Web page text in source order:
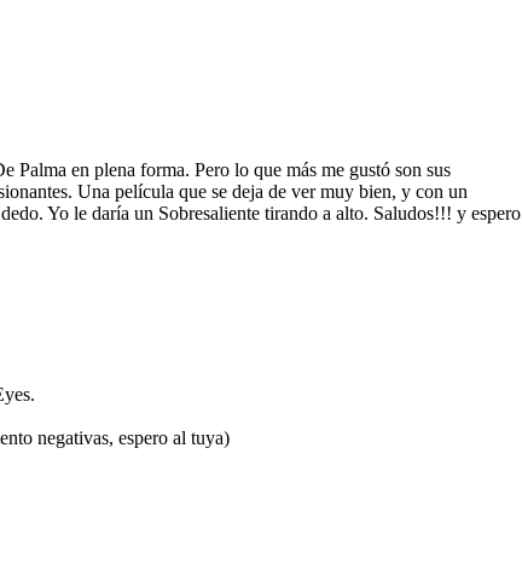
en plena forma. Pero lo que más me gustó son sus
Una película que se deja de ver muy bien, y con un
Yo le daría un Sobresaliente tirando a alto. Saludos!!! y espero
negativas, espero al tuya)